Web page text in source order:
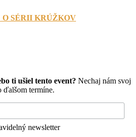
SÉRII KRÚŽKOV
ti ušiel tento event? Nechaj nám svoj
ďalšom termíne.
newsletter